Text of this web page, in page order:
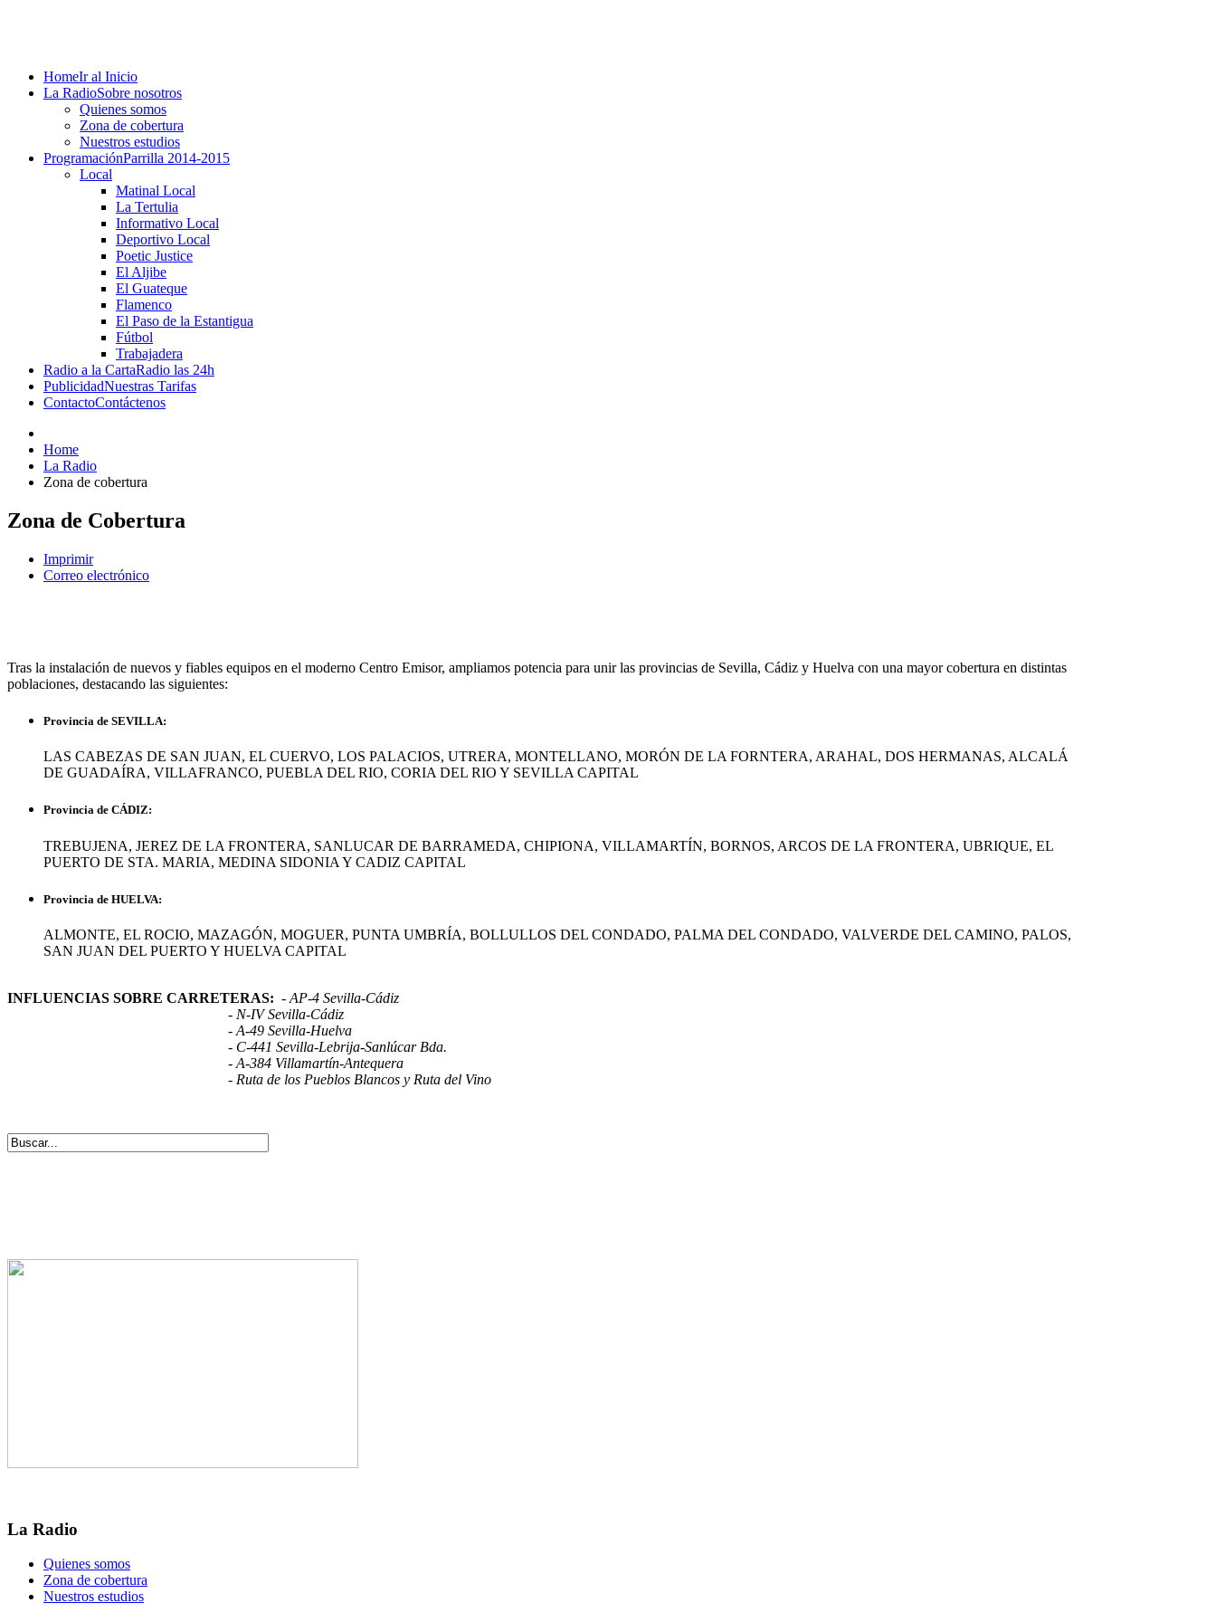
HomeIr al Inicio
La RadioSobre nosotros
Quienes somos
Zona de cobertura
Nuestros estudios
ProgramaciónParrilla 2014-2015
Local
Matinal Local
La Tertulia
Informativo Local
Deportivo Local
Poetic Justice
El Aljibe
El Guateque
Flamenco
El Paso de la Estantigua
Fútbol
Trabajadera
Radio a la CartaRadio las 24h
PublicidadNuestras Tarifas
ContactoContáctenos
Home
La Radio
Zona de cobertura
Zona de Cobertura
Imprimir
Correo electrónico
Tras la instalación de nuevos y fiables equipos en el moderno Centro Emisor, ampliamos potencia para unir las provincias de Sevilla, Cádiz y Huelva con una mayor cobertura en distintas
poblaciones, destacando las siguientes:
Provincia de SEVILLA:
LAS CABEZAS DE SAN JUAN, EL CUERVO, LOS PALACIOS, UTRERA, MONTELLANO, MORÓN DE LA FORNTERA, ARAHAL, DOS HERMANAS, ALCALÁ
DE GUADAÍRA, VILLAFRANCO, PUEBLA DEL RIO, CORIA DEL RIO Y SEVILLA CAPITAL
Provincia de CÁDIZ:
TREBUJENA, JEREZ DE LA FRONTERA, SANLUCAR DE BARRAMEDA, CHIPIONA, VILLAMARTÍN, BORNOS, ARCOS DE LA FRONTERA, UBRIQUE, EL
PUERTO DE STA. MARIA, MEDINA SIDONIA Y CADIZ CAPITAL
Provincia de HUELVA:
ALMONTE, EL ROCIO, MAZAGÓN, MOGUER, PUNTA UMBRÍA, BOLLULLOS DEL CONDADO, PALMA DEL CONDADO, VALVERDE DEL CAMINO, PALOS,
SAN JUAN DEL PUERTO Y HUELVA CAPITAL
INFLUENCIAS SOBRE CARRETERAS: - AP-4 Sevilla-Cádiz
- N-IV Sevilla-Cádiz
- A-49 Sevilla-Huelva
- C-441 Sevilla-Lebrija-Sanlúcar Bda.
- A-384 Villamartín-Antequera
- Ruta de los Pueblos Blancos y Ruta del Vino
La Radio
Quienes somos
Zona de cobertura
Nuestros estudios